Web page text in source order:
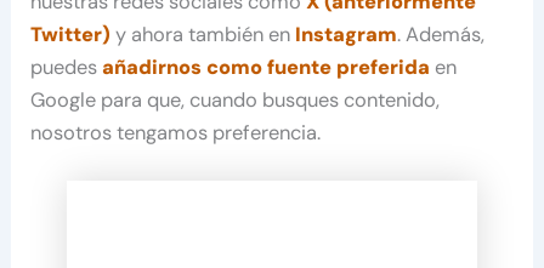
Twitter) y ahora también en Instagram. Además,
puedesañadirnos como fuente preferida en
Google para que, cuando busques contenido,
nosotros tengamos preferencia.